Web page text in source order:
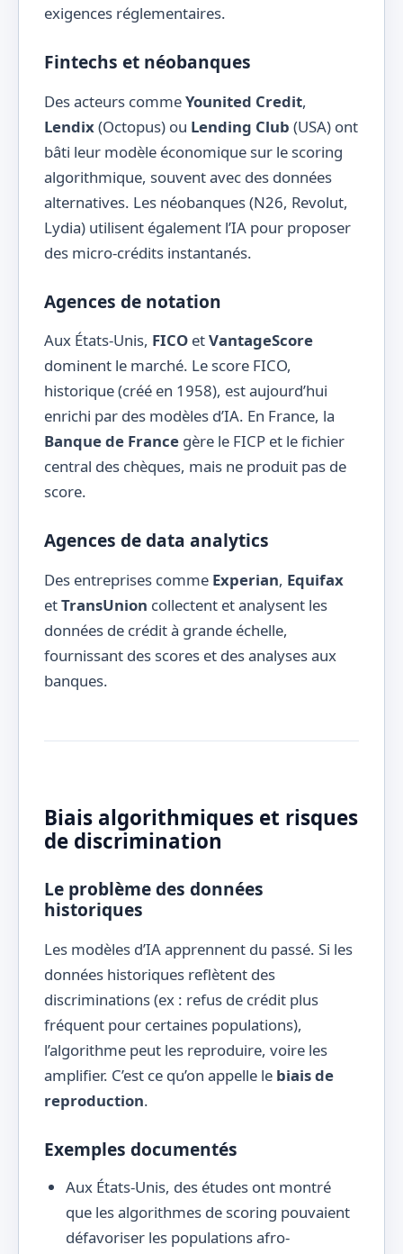
exigences réglementaires.
Fintechs et néobanques
Des acteurs commeYounited Credit,
Lendix(Octopus) ou Lending Club (USA) ont
bâti leur modèle économique sur le scoring
algorithmique, souvent avec des données
alternatives. Les néobanques (N26, Revolut,
Lydia) utilisent également l’IA pour proposer
des micro-crédits instantanés.
Agences de notation
Aux États-Unis, FICO etVantageScore
dominent le marché. Le score FICO,
historique (créé en 1958), est aujourd’hui
enrichi par des modèles d’IA. En France, la
Banque de France gère le FICP et le fichier
central des chèques, mais ne produit pas de
score.
Agences de data analytics
Des entreprises comme Experian, Equifax
etTransUnion collectent et analysent les
données de crédit à grande échelle,
fournissant des scores et des analyses aux
banques.
Biais algorithmiques et risques
de discrimination
Le problème des données
historiques
Les modèles d’IA apprennent du passé. Si les
données historiques reflètent des
discriminations (ex : refus de crédit plus
fréquent pour certaines populations),
l’algorithme peut les reproduire, voire les
amplifier. C’est ce qu’on appelle le biais de
reproduction.
Exemples documentés
Aux États-Unis, des études ont montré
que les algorithmes de scoring pouvaient
défavoriser les populations afro-